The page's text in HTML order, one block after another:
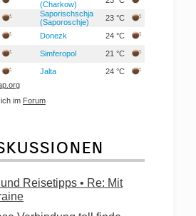
(Charkow)
Saporischschja
(Saporoschje)
23 °C
Donezk
24 °C
Simferopol 21 °C
Jalta
24 °C
im Forum
Reisetipps • Re: Mit